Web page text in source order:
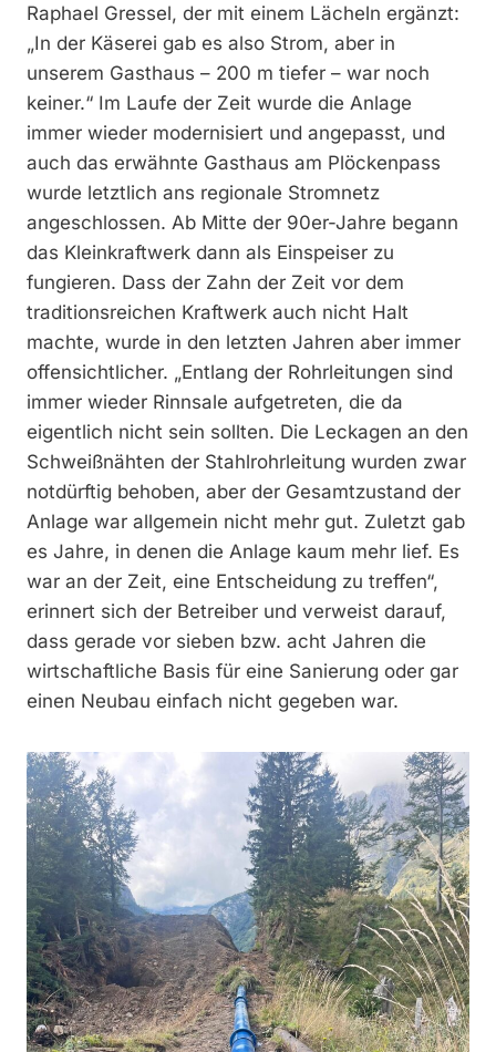
Raphael Gressel, der mit einem Lächeln ergänzt:
„In der Käserei gab es also Strom, aber in
unserem Gasthaus – 200 m tiefer – war noch
keiner.“ Im Laufe der Zeit wurde die Anlage
immer wieder modernisiert und angepasst, und
auch das erwähnte Gasthaus am Plöckenpass
wurde letztlich ans regionale Stromnetz
angeschlossen. Ab Mitte der 90er-Jahre begann
das Kleinkraftwerk dann als Einspeiser zu
fungieren. Dass der Zahn der Zeit vor dem
traditionsreichen Kraftwerk auch nicht Halt
machte, wurde in den letzten Jahren aber immer
offensichtlicher. „Entlang der Rohrleitungen sind
immer wieder Rinnsale aufgetreten, die da
eigentlich nicht sein sollten. Die Leckagen an den
Schweißnähten der Stahlrohrleitung wurden zwar
notdürftig behoben, aber der Gesamtzustand der
Anlage war allgemein nicht mehr gut. Zuletzt gab
es Jahre, in denen die Anlage kaum mehr lief. Es
war an der Zeit, eine Entscheidung zu treffen“,
erinnert sich der Betreiber und verweist darauf,
dass gerade vor sieben bzw. acht Jahren die
wirtschaftliche Basis für eine Sanierung oder gar
einen Neubau einfach nicht gegeben war.